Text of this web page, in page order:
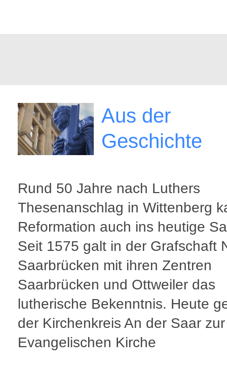
Aus der
Geschichte
Rund 50 Jahre nach Luthers
Thesenanschlag in Wittenberg
Reformation auch ins heutige
Seit 1575 galt in der Grafschaft
Saarbrücken mit ihren Zentren
Saarbrücken und Ottweiler das
lutherische Bekenntnis. Heute
der Kirchenkreis An der Saar zur
Evangelischen Kirche